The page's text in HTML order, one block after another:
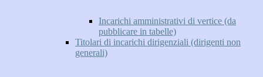
Incarichi amministrativi di vertice (da
pubblicare in tabelle)
Titolari di incarichi dirigenziali (dirigenti non
generali)